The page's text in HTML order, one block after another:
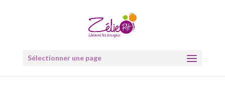
Sélectionner une page